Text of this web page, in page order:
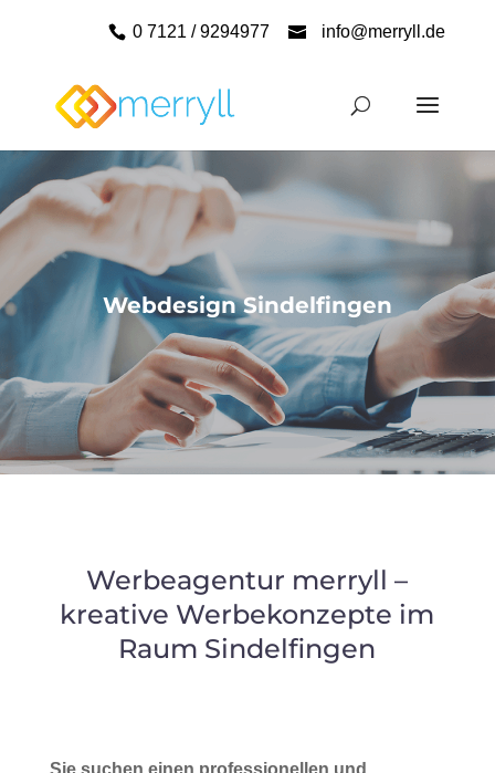
0 7121 / 9294977 info@merryll.de
Webdesign Sindelfingen
Werbeagentur merryll –
kreative Werbekonzepte im
Raum Sindelfingen
Sie suchen einen professionellen und